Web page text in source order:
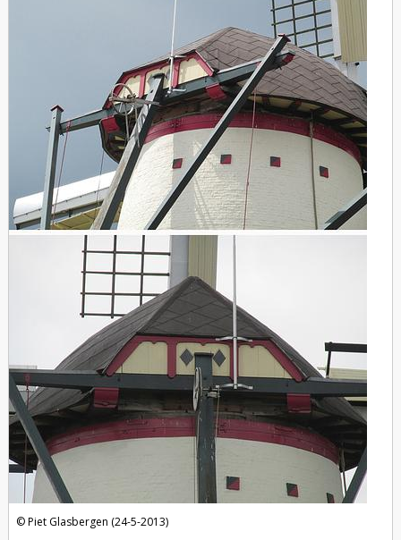
Piet Glasbergen (24-5-2013)